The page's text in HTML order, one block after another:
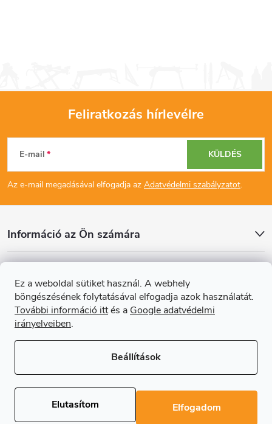
Ez a weboldal sütiket használ. A webhely
böngészésének folytatásával elfogadja azok használatát.
További információ ittés a Google adatvédelmi
irányelveiben.
Beállítások
Elutasítom Elfogadom
L
á
b
é
Feliratkozás hírlevélre
E-mail
Az e-mail megadásával elfogadja az Adatvédelmi szabályzatot.
KÜLDÉS
Információ az Ön számára
Online fizetési lehetőséget biztosítunk
Shoptet Premium készítette
Copyright 2026Regals.hu. Minden jog fenntartva.Süti beállítások
szerkesztése